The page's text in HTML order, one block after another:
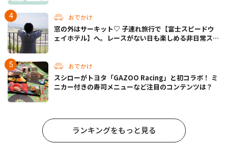
おでかけ
窓の外はサーキット♡ 子連れ旅行で【富士スピードウ
ェイホテル】へ。レースがない日も楽しめる非日常ステ
おでかけ
スシローがトヨタ「GAZOO Racing」と初コラボ！ ミ
ニカー付きの寿司メニューなど注目のコンテンツは？
ランキングをもっと見る